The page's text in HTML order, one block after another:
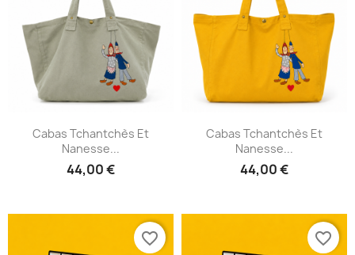
Cabas Tchantchès Et
Nanesse...
44,00 €
Cabas Tchantchès Et
Nanesse...
44,00 €
favorite_border favorite_border